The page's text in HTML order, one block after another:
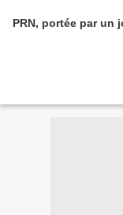
PRN, portée par un